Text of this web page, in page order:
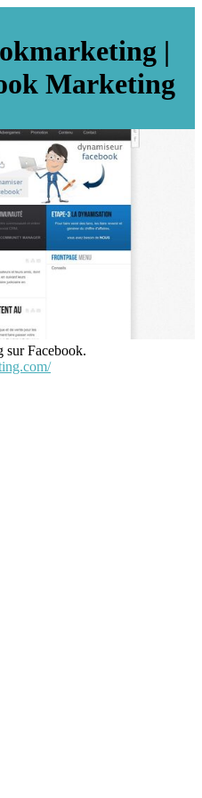
|
Marketing
sur Facebook.